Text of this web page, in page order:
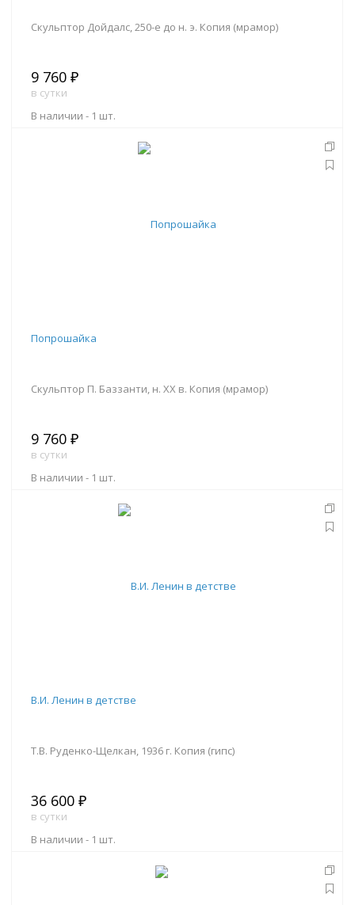
Скульптор Дойдалс, 250-е до н. э. Копия (мрамор)
9 760 ₽
в сутки
В наличии - 1 шт.
Попрошайка
Скульптор П. Баззанти, н. ХХ в. Копия (мрамор)
9 760 ₽
в сутки
В наличии - 1 шт.
В.И. Ленин в детстве
Т.В. Руденко-Щелкан, 1936 г. Копия (гипс)
36 600 ₽
в сутки
В наличии - 1 шт.